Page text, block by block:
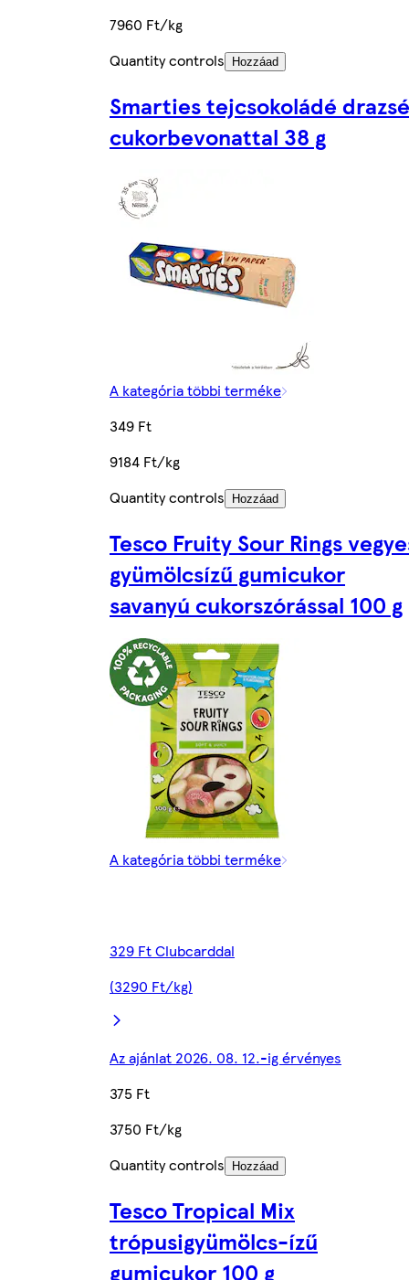
7960 Ft/kg
Quantity controls
Hozzáad
Smarties tejcsokoládé drazsé
cukorbevonattal 38 g
A kategória többi terméke
349 Ft
9184 Ft/kg
Quantity controls
Hozzáad
Tesco Fruity Sour Rings
gyümölcsízű gumicukor
savanyú cukorszórással 100 g
A kategória többi terméke
329 Ft Clubcarddal
(3290 Ft/kg)
Az ajánlat 2026. 08. 12.-ig érvényes
375 Ft
3750 Ft/kg
Quantity controls
Hozzáad
Tesco Tropical Mix
trópusigyümölcs-ízű
gumicukor 100 g